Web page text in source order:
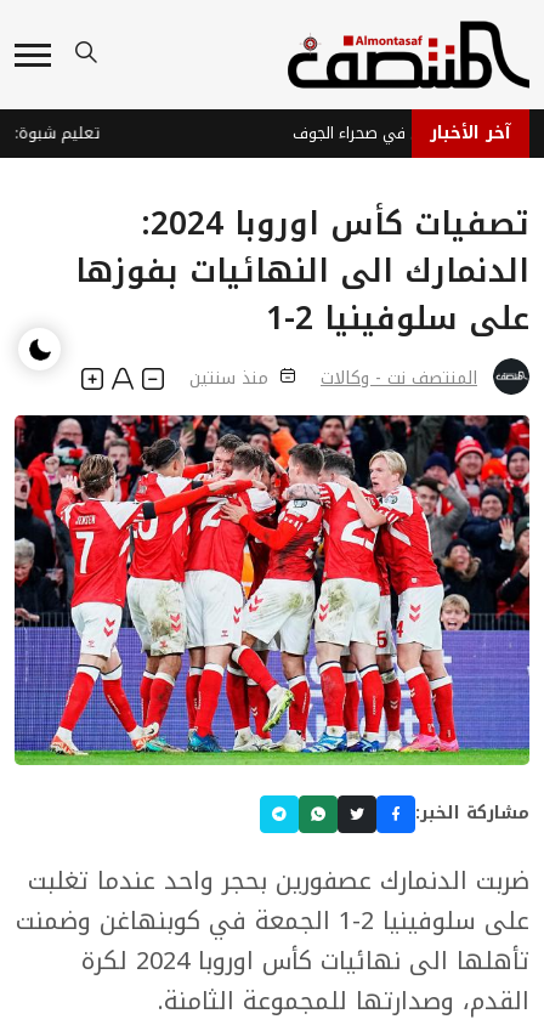
آخر الأخبار
صاروخ حوثي في صحراء الجوف
تصفيات كأس اوروبا 2024:
الدنمارك الى النهائيات بفوزها
على سلوفينيا 2-1
المنتصف نت - وكالات منذ سنتين
مشاركة الخبر:
ضربت الدنمارك عصفورين بحجر واحد عندما تغلبت
على سلوفينيا 2-1 الجمعة في كوبنهاغن وضمنت
تأهلها الى نهائيات كأس اوروبا 2024 لكرة
القدم، وصدارتها للمجموعة الثامنة.